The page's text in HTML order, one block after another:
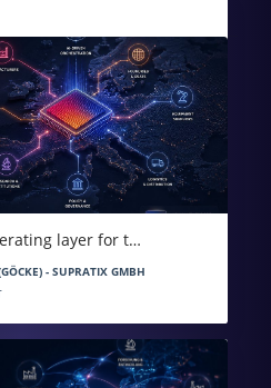
layer for t…
- SUPRATIX GMBH